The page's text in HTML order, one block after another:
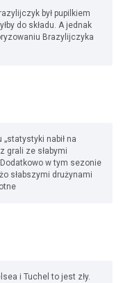
był pupilkiem
do składu. A jednak
Brazylijczyka
nabił na
grali ze słabymi
w tym sezonie
słabszymi drużynami
i Tuchel to jest zły.